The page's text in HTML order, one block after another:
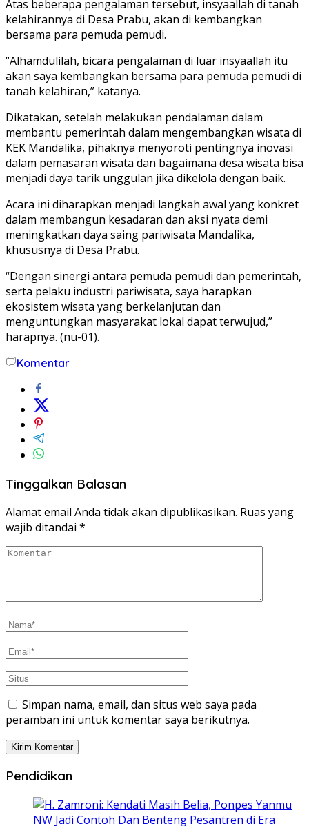
Atas beberapa pengalaman tersebut, insyaallah di tanah
kelahirannya di Desa Prabu, akan di kembangkan
bersama para pemuda pemudi.
“Alhamdulilah, bicara pengalaman di luar insyaallah itu
akan saya kembangkan bersama para pemuda pemudi di
tanah kelahiran,” katanya.
Dikatakan, setelah melakukan pendalaman dalam
membantu pemerintah dalam mengembangkan wisata di
KEK Mandalika, pihaknya menyoroti pentingnya inovasi
dalam pemasaran wisata dan bagaimana desa wisata bisa
menjadi daya tarik unggulan jika dikelola dengan baik.
Acara ini diharapkan menjadi langkah awal yang konkret
dalam membangun kesadaran dan aksi nyata demi
meningkatkan daya saing pariwisata Mandalika,
khususnya di Desa Prabu.
“Dengan sinergi antara pemuda pemudi dan pemerintah,
serta pelaku industri pariwisata, saya harapkan
ekosistem wisata yang berkelanjutan dan
menguntungkan masyarakat lokal dapat terwujud,”
harapnya. (nu-01).
Komentar
Tinggalkan Balasan
Alamat email Anda tidak akan dipublikasikan. Ruas yang
wajib ditandai *
Simpan nama, email, dan situs web saya pada
peramban ini untuk komentar saya berikutnya.
Pendidikan